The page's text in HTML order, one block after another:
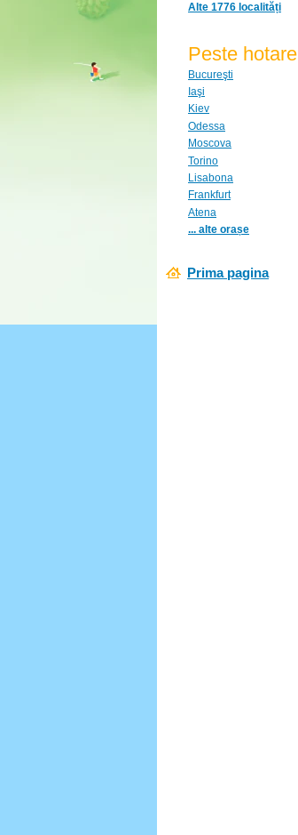
Alte 1776 localități
Peste hotare
Bucureşti
Iaşi
Kiev
Odessa
Moscova
Torino
Lisabona
Frankfurt
Atena
... alte orașe
Prima pagina